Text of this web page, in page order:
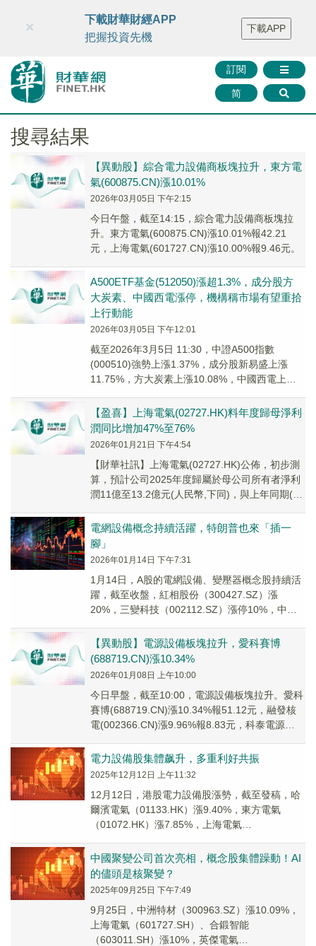
財華智庫網 FINTV FINMETA 財華證券 媒體矩陣
智庫沙龍
聯絡我們
訂閱
简
×
下載財華財經APP
把握投資先機
下載APP
搜尋結果
【異動股】綜合電力設備商板塊拉升，東方電
氣(600875.CN)漲10.01%
2026年03月05日 下午2:15
今日午盤，截至14:15，綜合電力設備商板塊拉
升。東方電氣(600875.CN)漲10.01%報42.21
元，上海電氣(601727.CN)漲10.00%報9.46元。
A500ETF基金(512050)漲超1.3%，成分股方
大炭素、中國西電漲停，機構稱市場有望重拾
上行動能
2026年03月05日 下午12:01
截至2026年3月5日 11:30，中證A500指數
(000510)強勢上漲1.37%，成分股新易盛上漲
11.75%，方大炭素上漲10.08%，中國西電上漲
【盈喜】上海電氣(02727.HK)料年度歸母淨利
潤同比增加47%至76%
2026年01月21日 下午4:54
【財華社訊】上海電氣(02727.HK)公佈，初步測
算，預計公司2025年度歸屬於母公司所有者淨利
潤11億至13.2億元(人民幣,下同)，與上年同期(法
電網設備概念持續活躍，特朗普也來「插一
腳」
2026年01月14日 下午7:31
1月14日，A股的電網設備、變壓器概念股持續活
躍，截至收盤，紅相股份（300427.SZ）漲
20%，三變科技（002112.SZ）漲停10%，中國
【異動股】電源設備板塊拉升，愛科賽博
(688719.CN)漲10.34%
2026年01月08日 上午10:00
今日早盤，截至10:00，電源設備板塊拉升。愛科
賽博(688719.CN)漲10.34%報51.12元，融發核
電(002366.CN)漲9.96%報8.83元，科泰電源
電力設備股集體飙升，多重利好共振
2025年12月12日 上午11:32
12月12日，港股電力設備股漲勢，截至發稿，哈
爾濱電氣（01133.HK）漲9.40%，東方電氣
（01072.HK）漲7.85%，上海電氣
中國聚變公司首次亮相，概念股集體躁動！AI
的儘頭是核聚變？
2025年09月25日 下午7:49
9月25日，中洲特材（300963.SZ）漲10.09%，
上海電氣（601727.SH）、合鍛智能
（603011.SH）漲10%，英傑電氣